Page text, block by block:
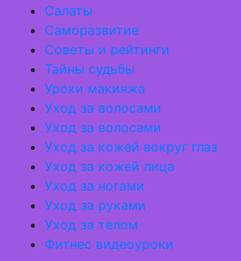
Салаты
Саморазвитие
Советы и рейтинги
Тайны судьбы
Уроки макияжа
Уход за волосами
Уход за волосами
Уход за кожей вокруг глаз
Уход за кожей лица
Уход за ногами
Уход за руками
Уход за телом
Фитнес видеоуроки